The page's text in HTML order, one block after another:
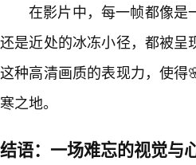
在影片中，每一帧都像是
还是近处的冰冻小径，都被
这种高清画质的表现力，使
寒之地。
结语：一场难忘的视觉与